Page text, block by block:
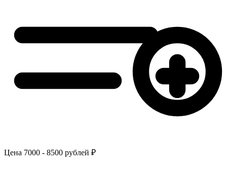
Цена 7000 - 8500 рублей ₽